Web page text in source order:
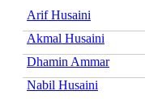
Arif Husaini
Akmal Husaini
Dhamin Ammar
Nabil Husaini